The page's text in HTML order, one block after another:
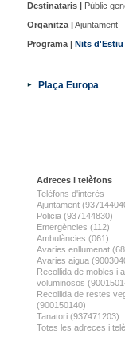
Destinataris | Públic
Organitza |Ajuntament
Programa | Nits d'Estiu
Plaça Europa
Adreces i telèfons
Telèfons d'interès
Ajuntament
Policia (937144830)
Emergències (112)
Ambulàncies (061)
Avaries enllumenat
Avaries aigua
Recollida de mobles i
voluminosos
Recollida de restes
(900150140)
Tanatori (937471203)
Totes les adreces i